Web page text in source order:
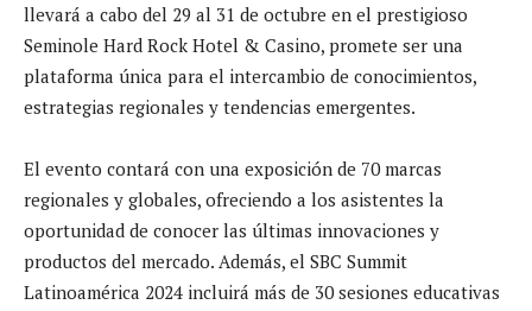
llevará a cabo del 29 al 31 de octubre en el prestigioso
Seminole Hard Rock Hotel & Casino, promete ser una
plataforma única para el intercambio de conocimientos,
estrategias regionales y tendencias emergentes.
El evento contará con una exposición de 70 marcas
regionales y globales, ofreciendo a los asistentes la
oportunidad de conocer las últimas innovaciones y
productos del mercado. Además, el SBC Summit
Latinoamérica 2024 incluirá más de 30 sesiones educativas